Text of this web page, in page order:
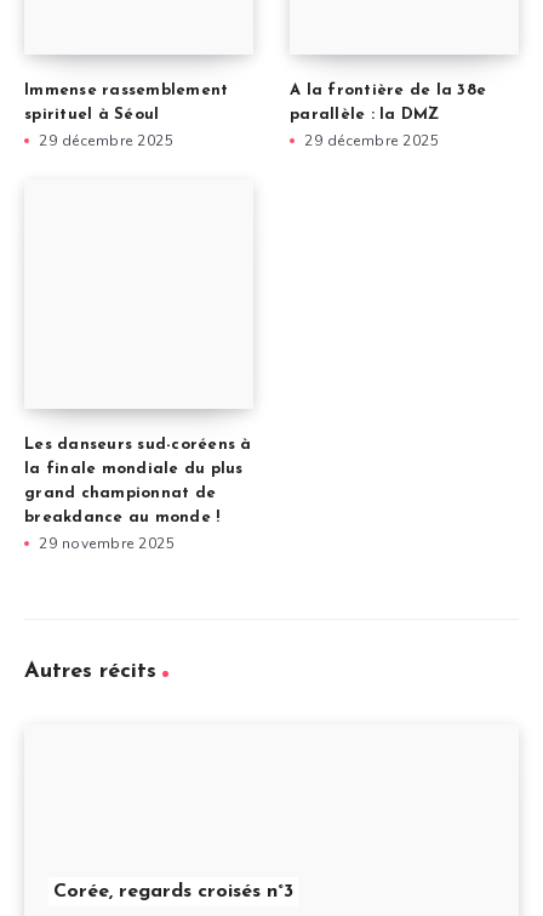
Immense rassemblement
spirituel à Séoul
29 décembre 2025
A la frontière de la 38e
parallèle : la DMZ
29 décembre 2025
Les danseurs sud-coréens à
la finale mondiale du plus
grand championnat de
breakdance au monde !
29 novembre 2025
Autres récits
Corée, regards croisés n°3